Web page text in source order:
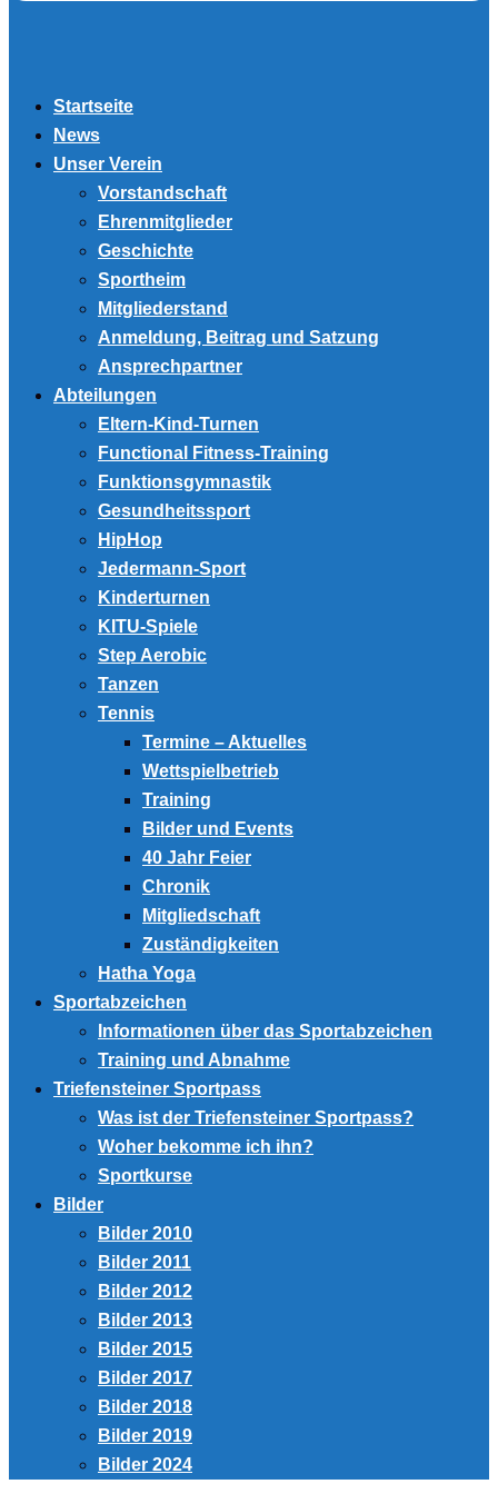
Startseite
News
Unser Verein
Vorstandschaft
Ehrenmitglieder
Geschichte
Sportheim
Mitgliederstand
Anmeldung, Beitrag und Satzung
Ansprechpartner
Abteilungen
Eltern-Kind-Turnen
Functional Fitness-Training
Funktionsgymnastik
Gesundheitssport
HipHop
Jedermann-Sport
Kinderturnen
KITU-Spiele
Step Aerobic
Tanzen
Tennis
Termine – Aktuelles
Wettspielbetrieb
Training
Bilder und Events
40 Jahr Feier
Chronik
Mitgliedschaft
Zuständigkeiten
Hatha Yoga
Sportabzeichen
Informationen über das Sportabzeichen
Training und Abnahme
Triefensteiner Sportpass
Was ist der Triefensteiner Sportpass?
Woher bekomme ich ihn?
Sportkurse
Bilder
Bilder 2010
Bilder 2011
Bilder 2012
Bilder 2013
Bilder 2015
Bilder 2017
Bilder 2018
Bilder 2019
Bilder 2024